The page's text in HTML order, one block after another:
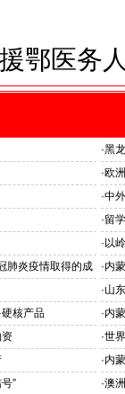
鄂医务
·黑
·欧
·中
·留
· 以
肺炎疫情取得的成
·内
·山
核产品 ·内
·世
·内
” ·澳